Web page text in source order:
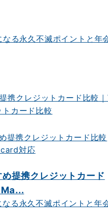
る永久不滅ポイントと年
携クレジットカード比
提携クレジットカード